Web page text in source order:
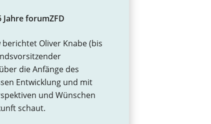
forumZFD
Oliver Knabe (bis
die Anfänge des
Entwicklung und mit
und Wünschen
schaut.